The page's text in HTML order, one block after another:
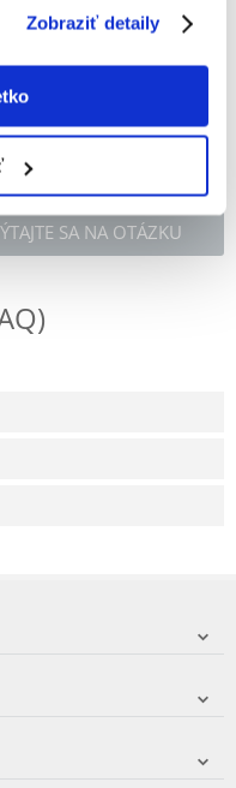
Zobraziť detaily
SA NA OTÁZKU